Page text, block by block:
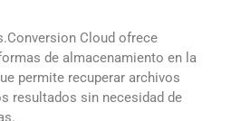
Cloud ofrece
de almacenamiento en la
permite recuperar archivos
resultados sin necesidad de